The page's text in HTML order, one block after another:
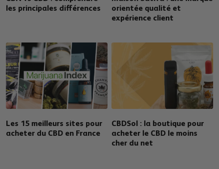
les principales différences
orientée qualité et
expérience client
Les 15 meilleurs sites pour
acheter du CBD en France
CBDSol : la boutique pour
acheter le CBD le moins
cher du net